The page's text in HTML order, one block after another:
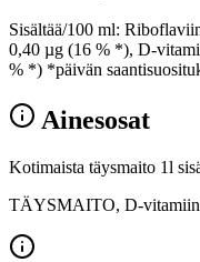
Sisältää/100 ml:
0,40 µg (16 % *), D-
% *) *päivän
Ainesosat
Kotimaista täysmaito 1l
TÄYSMAITO, D-